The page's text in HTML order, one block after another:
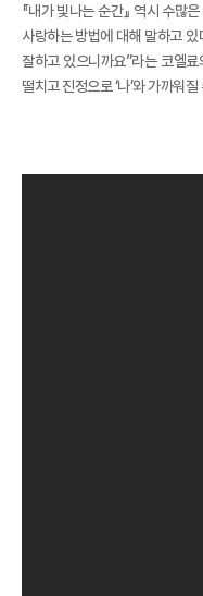
『내가 빛나는 순간』 역시 수많
사랑하는 방법에 대해 말하고
잘하고 있으니까요”라는 코엘
떨치고 진정으로 ‘나’와 가까워